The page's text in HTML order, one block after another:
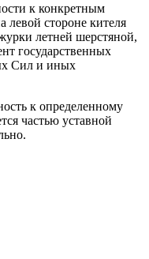
к конкретным
левой стороне кителя
летней шерстяной,
государственных
Сил и иных
к определенному
частью уставной